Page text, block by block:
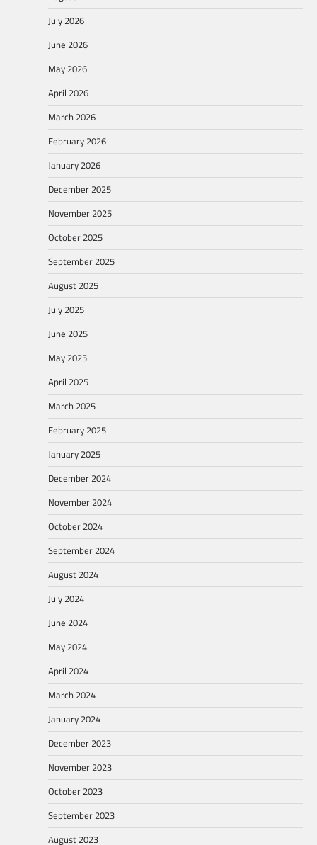
July 2026
June 2026
May 2026
April 2026
March 2026
February 2026
January 2026
December 2025
November 2025
October 2025
September 2025
August 2025
July 2025
June 2025
May 2025
April 2025
March 2025
February 2025
January 2025
December 2024
November 2024
October 2024
September 2024
August 2024
July 2024
June 2024
May 2024
April 2024
March 2024
January 2024
December 2023
November 2023
October 2023
September 2023
August 2023